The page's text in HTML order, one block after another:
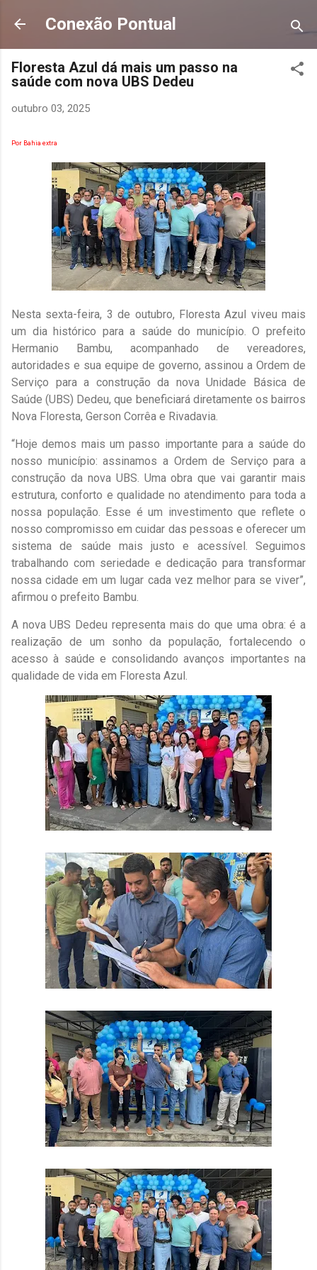
Pular para o conteúdo principal
Conexão Pontual
Floresta Azul dá mais um passo na
saúde com nova UBS Dedeu
outubro 03, 2025
Por Bahia extra
Nesta sexta-feira, 3 de outubro, Floresta Azul viveu mais
um dia histórico para a saúde do município. O prefeito
Hermanio Bambu, acompanhado de vereadores,
autoridades e sua equipe de governo, assinou a Ordem de
Serviço para a construção da nova Unidade Básica de
Saúde (UBS) Dedeu, que beneficiará diretamente os bairros
Nova Floresta, Gerson Corrêa e Rivadavia.
“Hoje demos mais um passo importante para a saúde do
nosso município: assinamos a Ordem de Serviço para a
construção da nova UBS. Uma obra que vai garantir mais
estrutura, conforto e qualidade no atendimento para toda a
nossa população. Esse é um investimento que reflete o
nosso compromisso em cuidar das pessoas e oferecer um
sistema de saúde mais justo e acessível. Seguimos
trabalhando com seriedade e dedicação para transformar
nossa cidade em um lugar cada vez melhor para se viver”,
afirmou o prefeito Bambu.
A nova UBS Dedeu representa mais do que uma obra: é a
realização de um sonho da população, fortalecendo o
acesso à saúde e consolidando avanços importantes na
qualidade de vida em Floresta Azul.